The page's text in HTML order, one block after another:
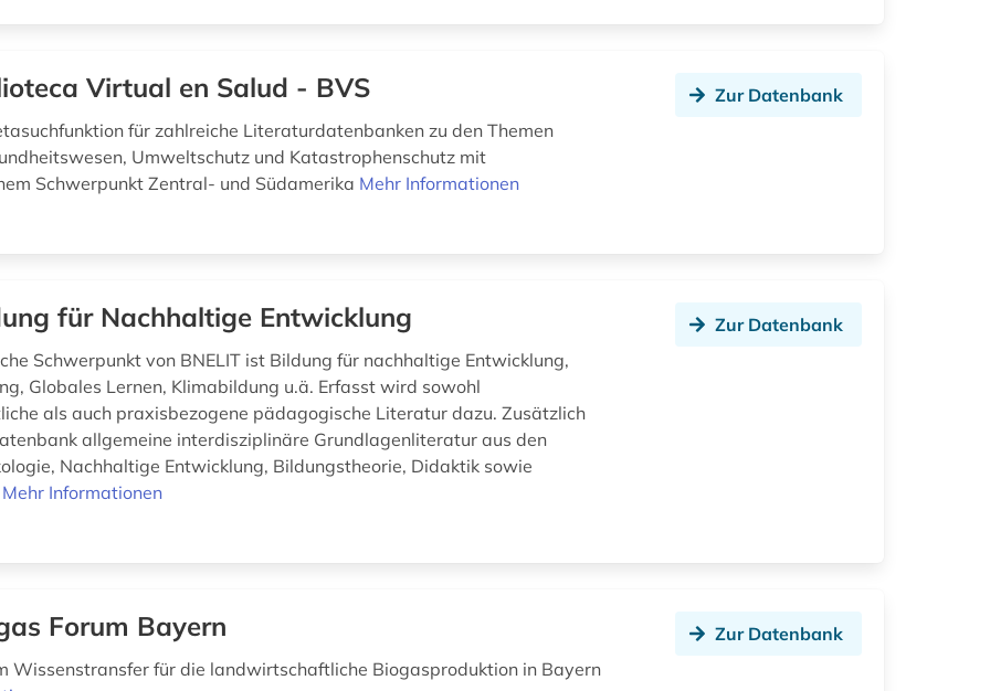
Virtual en Salud - BVS
für zahlreiche Literaturdatenbanken zu den Themen
Umweltschutz und Katastrophenschutz mit
Schwerpunkt Zentral- und Südamerika Mehr Informationen
Zur Datenbank
für Nachhaltige Entwicklung
Schwerpunkt von BNELIT ist Bildung für nachhaltige Entwicklung,
Globales Lernen, Klimabildung u.ä. Erfasst wird sowohl
als auch praxisbezogene pädagogische Literatur dazu. Zusätzlich
allgemeine interdisziplinäre Grundlagenliteratur aus den
Nachhaltige Entwicklung, Bildungstheorie, Didaktik sowie
Mehr Informationen
Zur Datenbank
Forum Bayern
Wissenstransfer für die landwirtschaftliche Biogasproduktion in Bayern
Zur Datenbank